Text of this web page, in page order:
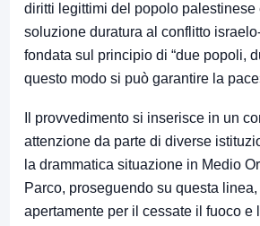
diritti legittimi del popolo palestinese
soluzione duratura al conflitto
fondata sul principio di “due popoli,
questo modo si può garantire la
Il provvedimento si inserisce in un
attenzione da parte di diverse
la drammatica situazione in Medio
Parco, proseguendo su questa
apertamente per il cessate il fuoco e